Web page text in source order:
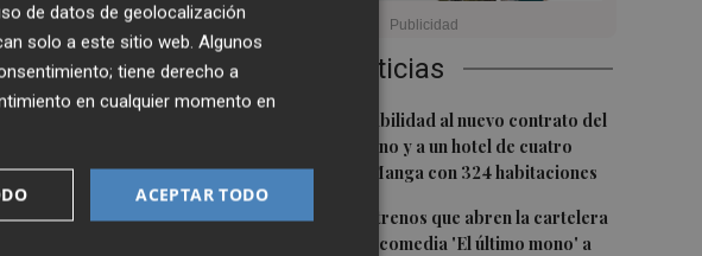
Últimas Noticias
San Javier da viabilidad al nuevo contrato del
transporte urbano y a un hotel de cuatro
estrellas en La Manga con 324 habitaciones
2Estos son los estrenos que abren la cartelera
en agosto: de la comedia 'El último mono' a
Ennis, quien
Dustin Slevay
en un equipo en el
letona de
de datos de geolocalización
solo a este sitio web. Algunos
tiene derecho a
en cualquier momento en
ACEPTAR TODO